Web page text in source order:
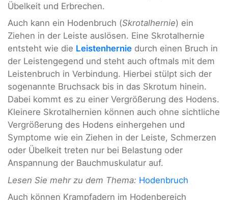
Übelkeit und Erbrechen.
Auch kann ein Hodenbruch (Skrotalhernie) ein
Ziehen in der Leiste auslösen. Eine Skrotalhernie
entsteht wie die Leistenhernie durch einen Bruch in
der Leistengegend und steht auch oftmals mit dem
Leistenbruch in Verbindung. Hierbei stülpt sich der
sogenannte Bruchsack bis in das Skrotum hinein.
Dabei kommt es zu einer Vergrößerung des Hodens.
Kleinere Skrotalhernien können auch ohne sichtliche
Vergrößerung des Hodens einhergehen und
Symptome wie ein Ziehen in der Leiste, Schmerzen
oder Übelkeit treten nur bei Belastung oder
Anspannung der Bauchmuskulatur auf.
Lesen Sie mehr zu dem Thema: Hodenbruch
Auch können Krampfadern im Hodenbereich